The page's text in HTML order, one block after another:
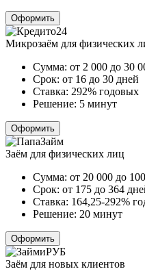
Оформить
Микрозаём для физических
Сумма: от 2 000 до 30
Срок: от 16 до 30 дней
Ставка: 292% годовых
Решение: 5 минут
Оформить
Заём для физических лиц
Сумма: от 20 000 до
Срок: от 175 до 364
Ставка: 164,25-292%
Решение: 20 минут
Оформить
Заём для новых клиентов